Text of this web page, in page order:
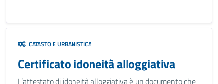
CATASTO E URBANISTICA
Certificato idoneità alloggiativa
L’attestato di idoneità alloggiativa è un documento che